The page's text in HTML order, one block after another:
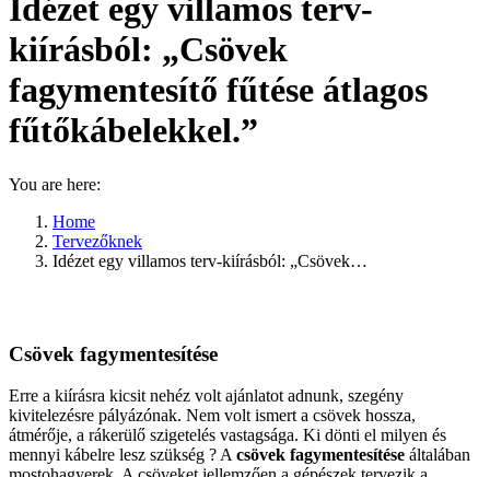
Idézet egy villamos terv-
kiírásból: „Csövek
fagymentesítő fűtése átlagos
fűtőkábelekkel.”
You are here:
Home
Tervezőknek
Idézet egy villamos terv-kiírásból: „Csövek…
Csövek fagymentesítése
Erre a kiírásra kicsit nehéz volt ajánlatot adnunk, szegény
kivitelezésre pályázónak. Nem volt ismert a csövek hossza,
átmérője, a rákerülő szigetelés vastagsága. Ki dönti el milyen és
mennyi kábelre lesz szükség ? A csövek fagymentesítése általában